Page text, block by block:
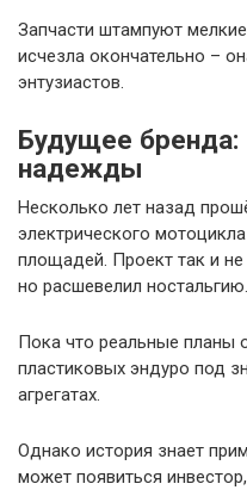
Запчасти штампуют
исчезла окончательно –
энтузиастов.
Будущее бренда:
надежды
Несколько лет назад
электрического
площадей. Проект так и
но расшевелил ностальгию.
Пока что реальные планы
пластиковых эндуро под
агрегатах.
Однако история знает
может появиться